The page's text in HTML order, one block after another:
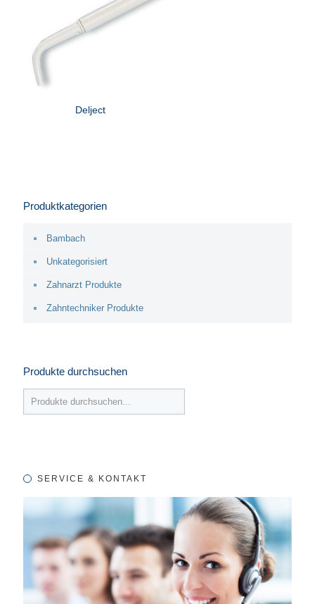
Delject
Produktkategorien
Bambach
Unkategorisiert
Zahnarzt Produkte
Zahntechniker Produkte
Produkte durchsuchen
SERVICE & KONTAKT